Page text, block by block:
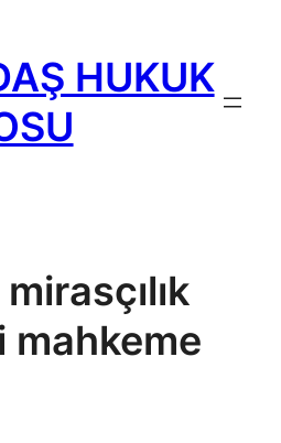
HUKUK
mirasçılık
mahkeme